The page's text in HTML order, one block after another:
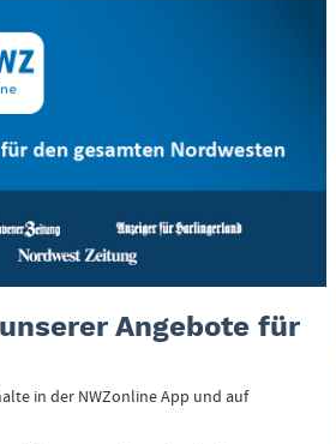
Angebote für
in der NWZonline App und auf